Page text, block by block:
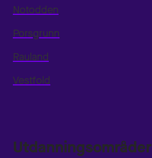
Notodden
Porsgrunn
Rauland
Vestfold
Utdanningsområder